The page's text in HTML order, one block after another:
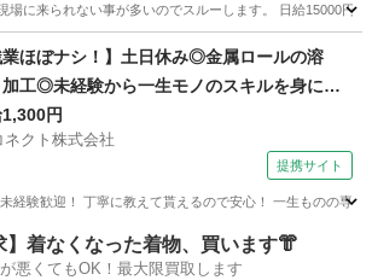
場に来られない事が多いのでスルーします。 日給15000
競馬場駅 その他 建設現場
業ほぼナシ！】土日休み◎金属ロールの溶
工◎未経験から一生モノのスキルを身につ
ます♪メーカーへの転籍支援制度あり◎男性
！＜千葉県香取市＞
円
ネクト株式会社
提携サイト
未経験歓迎！ 丁寧に教えて貰えるので安心！ 一生ものの
】着なくなった着物、買います👘
悪くてもOK！最大限買取します